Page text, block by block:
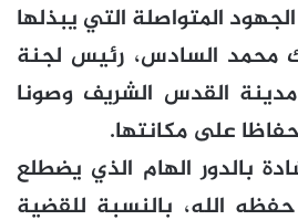
المتواصلة التي يبذلها
محمد السادس، رئيس لجنة
القدس الشريف وصونا
على مكانتها.
بالدور الهام الذي يضطلع
الله، بالنسبة للقضية